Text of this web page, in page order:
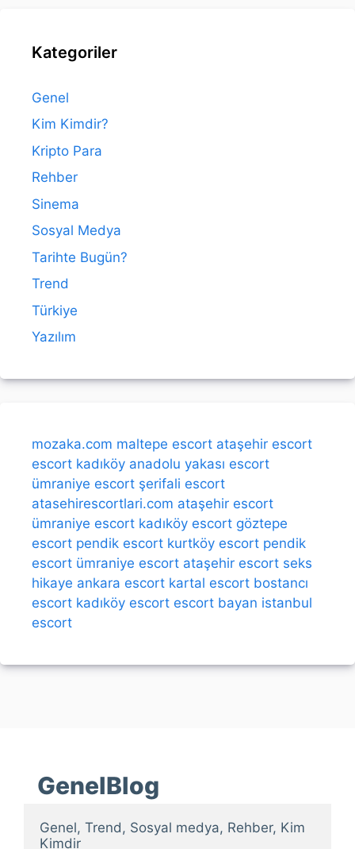
Kategoriler
Genel
Kim Kimdir?
Kripto Para
Rehber
Sinema
Sosyal Medya
Tarihte Bugün?
Trend
Türkiye
Yazılım
mozaka.com maltepe escort ataşehir escort
escort kadıköy anadolu yakası escort
ümraniye escort şerifali escort
atasehirescortlari.com ataşehir escort
ümraniye escort kadıköy escort göztepe
escort pendik escort kurtköy escort pendik
escort ümraniye escort ataşehir escort seks
hikaye ankara escort kartal escort bostancı
escort kadıköy escort escort bayan istanbul
escort
GenelBlog
Genel, Trend, Sosyal medya, Rehber, Kim
Kimdir